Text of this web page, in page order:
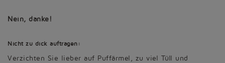
Nein, danke!
Nicht zu dick auftragen:
Verzichten Sie lieber auf Puffärmel, zu viel Tüll und